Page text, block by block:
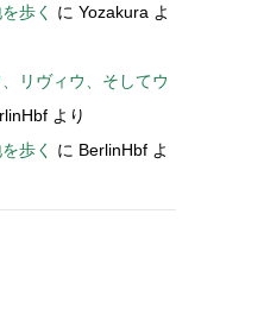
歩く
に Yozakura よ
リヴィウ、そしてウ
より
歩く
に BerlinHbf よ